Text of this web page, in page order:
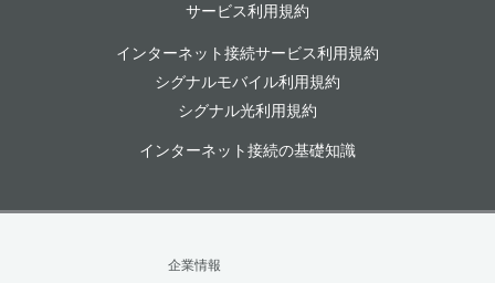
サービス利用規約
インターネット接続サービス利用規約
シグナルモバイル利用規約
シグナル光利用規約
インターネット接続の基礎知識
企業情報